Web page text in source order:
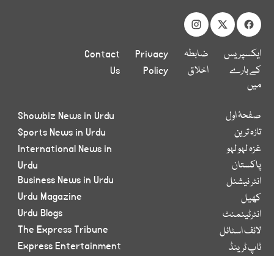
ایکسپریس
کے بارے
میں
ضابطہ
اخلاق
Privacy
Policy
Contact
Us
صفحۂ اول
تازہ ترین
غزہ لہو لہو
پاکستان
انٹر نیشنل
کھیل
انٹرٹینمنٹ
لائف اسٹائل
ٹاپ ٹرینڈ
Showbiz News in Urdu
Sports News in Urdu
International News in
Urdu
Business News in Urdu
Urdu Magazine
Urdu Blogs
The Express Tribune
Express Entertainment